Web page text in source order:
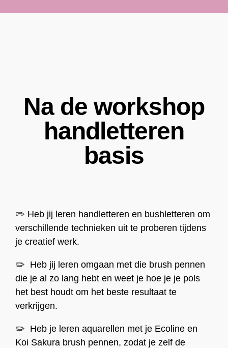
Na de workshop
handletteren
basis
✏️ Heb jij leren handletteren en bushletteren om
verschillende technieken uit te proberen tijdens
je creatief werk.
✏️ Heb jij leren omgaan met die brush pennen
die je al zo lang hebt en weet je hoe je je pols
het best houdt om het beste resultaat te
verkrijgen.
✏️ Heb je leren aquarellen met je Ecoline en
Koi Sakura brush pennen, zodat je zelf de